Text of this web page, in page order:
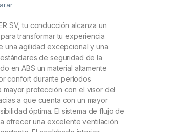
SV, tu conducción alcanza un
transformar tu experiencia
una agilidad excepcional y una
de seguridad de la
en ABS un material altamente
confort durante períodos
mayor protección con el visor del
a que cuenta con un mayor
óptima. El sistema de flujo de
ofrecer una excelente ventilación